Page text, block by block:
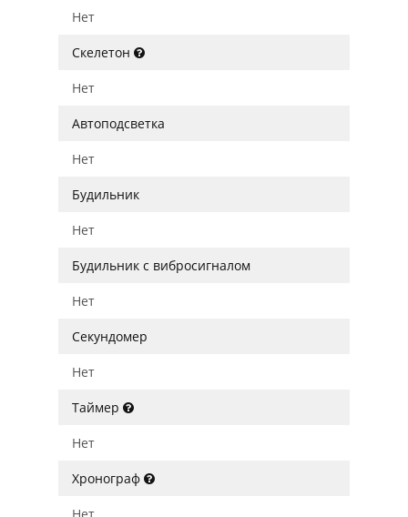
Нет
Скелетон
Нет
Автоподсветка
Нет
Будильник
Нет
Будильник с вибросигналом
Нет
Секундомер
Нет
Таймер
Нет
Хронограф